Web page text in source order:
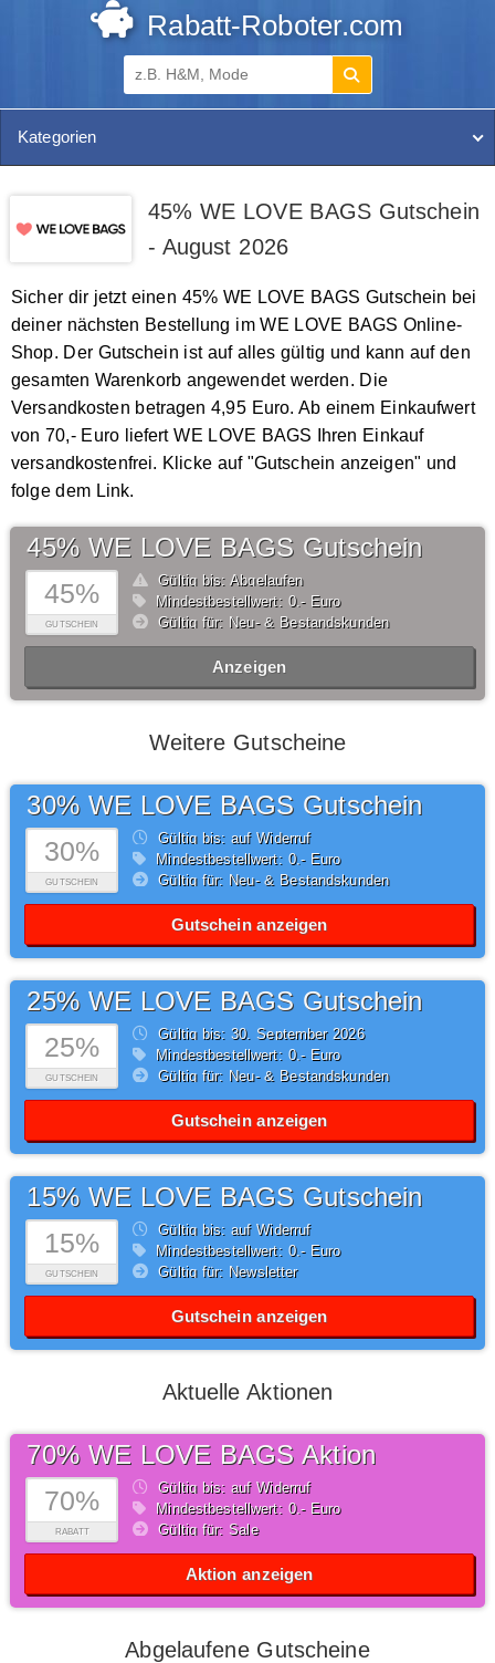
Rabatt-Roboter.com
Kategorien
45% WE LOVE BAGS Gutschein
- August 2026
Sicher dir jetzt einen 45% WE LOVE BAGS Gutschein bei
deiner nächsten Bestellung im WE LOVE BAGS Online-
Shop. Der Gutschein ist auf alles gültig und kann auf den
gesamten Warenkorb angewendet werden. Die
Versandkosten betragen 4,95 Euro. Ab einem Einkaufwert
von 70,- Euro liefert WE LOVE BAGS Ihren Einkauf
versandkostenfrei. Klicke auf "Gutschein anzeigen" und
folge dem Link.
45%
GUTSCHEIN
45% WE LOVE BAGS Gutschein
Gültig bis: Abgelaufen
Mindestbestellwert: 0,- Euro
Gültig für: Neu- & Bestandskunden
Anzeigen
Weitere Gutscheine
30%
GUTSCHEIN
30% WE LOVE BAGS Gutschein
Gültig bis: auf Widerruf
Mindestbestellwert: 0,- Euro
Gültig für: Neu- & Bestandskunden
Gutschein anzeigen
25%
GUTSCHEIN
25% WE LOVE BAGS Gutschein
Gültig bis: 30.September2026
Mindestbestellwert: 0,- Euro
Gültig für: Neu- & Bestandskunden
Gutschein anzeigen
15%
GUTSCHEIN
15% WE LOVE BAGS Gutschein
Gültig bis: auf Widerruf
Mindestbestellwert: 0,- Euro
Gültig für: Newsletter
Gutschein anzeigen
Aktuelle Aktionen
70%
RABATT
70% WE LOVE BAGS Aktion
Gültig bis: auf Widerruf
Mindestbestellwert: 0,- Euro
Gültig für: Sale
Aktion anzeigen
Abgelaufene Gutscheine